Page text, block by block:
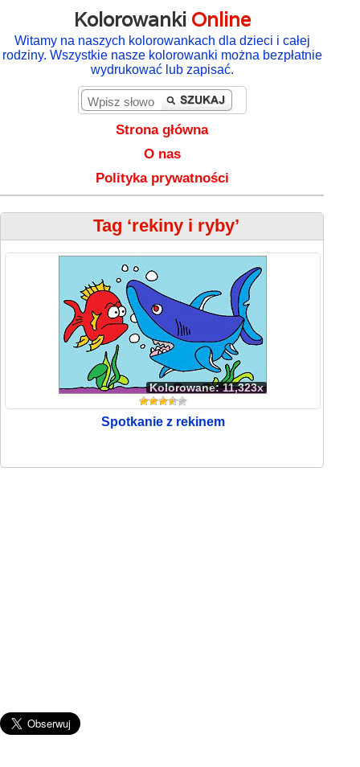
Kolorowanki Online
Witamy na naszych kolorowankach dla dzieci i całej
rodziny. Wszystkie nasze kolorowanki można bezpłatnie
wydrukować lub zapisać.
Strona główna
O nas
Polityka prywatności
Tag ‘rekiny i ryby’
Kolorowane: 11,323x
Spotkanie z rekinem